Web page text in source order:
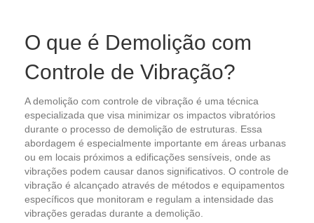
O que é Demolição com
Controle de Vibração?
A demolição com controle de vibração é uma técnica
especializada que visa minimizar os impactos vibratórios
durante o processo de demolição de estruturas. Essa
abordagem é especialmente importante em áreas urbanas
ou em locais próximos a edificações sensíveis, onde as
vibrações podem causar danos significativos. O controle de
vibração é alcançado através de métodos e equipamentos
específicos que monitoram e regulam a intensidade das
vibrações geradas durante a demolição.